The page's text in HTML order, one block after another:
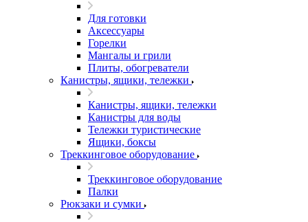
Для готовки
Аксессуары
Горелки
Мангалы и грили
Плиты, обогреватели
Канистры, ящики, тележки
Канистры, ящики, тележки
Канистры для воды
Тележки туристические
Ящики, боксы
Треккинговое оборудование
Треккинговое оборудование
Палки
Рюкзаки и сумки